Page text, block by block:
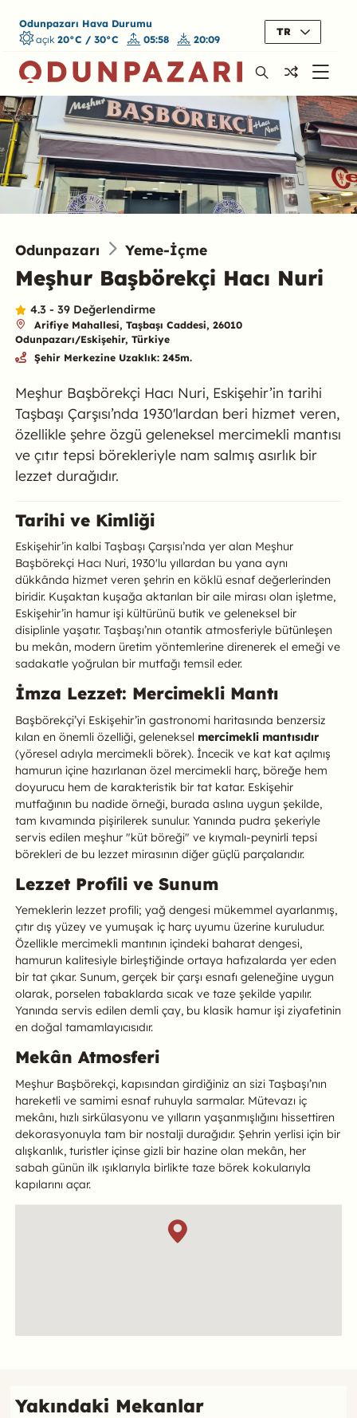
Odunpazarı Hava Durumu
açık 20°C / 30°C 05:58 20:09
TR
Odunpazarı Yeme-İçme
Meşhur Başbörekçi Hacı Nuri
4.3 - 39 Değerlendirme
Arifiye Mahallesi, Taşbaşı Caddesi, 26010
Odunpazarı/Eskişehir, Türkiye
Şehir Merkezine Uzaklık: 245m.
Özet
Meşhur Başbörekçi Hacı Nuri, Eskişehir’in tarihi
Taşbaşı Çarşısı’nda 1930'lardan beri hizmet veren,
özellikle şehre özgü geleneksel mercimekli mantısı
ve çıtır tepsi börekleriyle nam salmış asırlık bir
lezzet durağıdır.
Meşhur Başbörekçi Hacı Nuri
Tarihi ve Kimliği
Eskişehir’in kalbi Taşbaşı Çarşısı’nda yer alan Meşhur
Başbörekçi Hacı Nuri, 1930'lu yıllardan bu yana aynı
dükkânda hizmet veren şehrin en köklü esnaf değerlerinden
biridir. Kuşaktan kuşağa aktarılan bir aile mirası olan işletme,
Eskişehir’in hamur işi kültürünü butik ve geleneksel bir
disiplinle yaşatır. Taşbaşı’nın otantik atmosferiyle bütünleşen
bu mekân, modern üretim yöntemlerine direnerek el emeği ve
sadakatle yoğrulan bir mutfağı temsil eder.
İmza Lezzet: Mercimekli Mantı
Başbörekçi’yi Eskişehir’in gastronomi haritasında benzersiz
kılan en önemli özelliği, geleneksel mercimekli mantısıdır
(yöresel adıyla mercimekli börek). İncecik ve kat kat açılmış
hamurun içine hazırlanan özel mercimekli harç, böreğe hem
doyurucu hem de karakteristik bir tat katar. Eskişehir
mutfağının bu nadide örneği, burada aslına uygun şekilde,
tam kıvamında pişirilerek sunulur. Yanında pudra şekeriyle
servis edilen meşhur "küt böreği" ve kıymalı-peynirli tepsi
börekleri de bu lezzet mirasının diğer güçlü parçalarıdır.
Lezzet Profili ve Sunum
Yemeklerin lezzet profili; yağ dengesi mükemmel ayarlanmış,
çıtır dış yüzey ve yumuşak iç harç uyumu üzerine kuruludur.
Özellikle mercimekli mantının içindeki baharat dengesi,
hamurun kalitesiyle birleştiğinde ortaya hafızalarda yer eden
bir tat çıkar. Sunum, gerçek bir çarşı esnafı geleneğine uygun
olarak, porselen tabaklarda sıcak ve taze şekilde yapılır.
Yanında servis edilen demli çay, bu klasik hamur işi ziyafetinin
en doğal tamamlayıcısıdır.
Mekân Atmosferi
Meşhur Başbörekçi, kapısından girdiğiniz an sizi Taşbaşı’nın
hareketli ve samimi esnaf ruhuyla sarmalar. Mütevazı iç
mekânı, hızlı sirkülasyonu ve yılların yaşanmışlığını hissettiren
dekorasyonuyla tam bir nostalji durağıdır. Şehrin yerlisi için bir
alışkanlık, turistler içinse gizli bir hazine olan mekân, her
sabah günün ilk ışıklarıyla birlikte taze börek kokularıyla
kapılarını açar.
Yakındaki Mekanlar